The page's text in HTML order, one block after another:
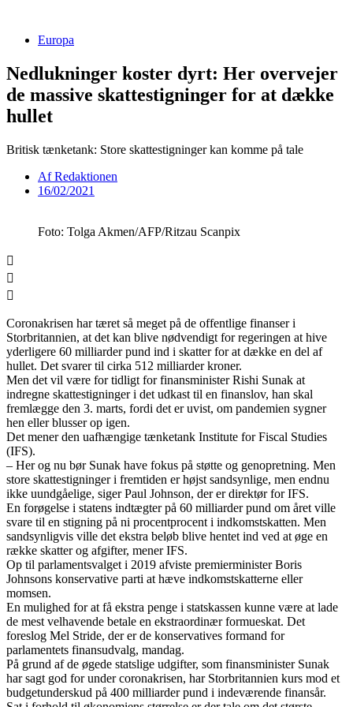
indholdEuropa
Nedlukninger koster dyrt: Her overvejer
de massive skattestigninger for at dække
hullet
Britisk tænketank: Store skattestigninger kan komme på tale
AfRedaktionen
16/02/2021
Foto: Tolga Akmen/AFP/Ritzau Scanpix
Coronakrisen har tæret så meget på de offentlige finanser i
Storbritannien, at det kan blive nødvendigt for regeringen at hive
yderligere 60 milliarder pund ind i skatter for at dække en del af
hullet. Det svarer til cirka 512 milliarder kroner.
Men det vil være for tidligt for finansminister Rishi Sunak at
indregne skattestigninger i det udkast til en finanslov, han skal
fremlægge den 3. marts, fordi det er uvist, om pandemien sygner
hen eller blusser op igen.
Det mener den uafhængige tænketank Institute for Fiscal Studies
(IFS).
– Her og nu bør Sunak have fokus på støtte og genopretning. Men
store skattestigninger i fremtiden er højst sandsynlige, men endnu
ikke uundgåelige, siger Paul Johnson, der er direktør for IFS.
En forøgelse i statens indtægter på 60 milliarder pund om året ville
svare til en stigning på ni procentprocent i indkomstskatten. Men
sandsynligvis ville det ekstra beløb blive hentet ind ved at øge en
række skatter og afgifter, mener IFS.
Op til parlamentsvalget i 2019 afviste premierminister Boris
Johnsons konservative parti at hæve indkomstskatterne eller
momsen.
En mulighed for at få ekstra penge i statskassen kunne være at lade
de mest velhavende betale en ekstraordinær formueskat. Det
foreslog Mel Stride, der er de konservatives formand for
parlamentets finansudvalg, mandag.
På grund af de øgede statslige udgifter, som finansminister Sunak
har sagt god for under coronakrisen, har Storbritannien kurs mod et
budgetunderskud på 400 milliarder pund i indeværende finansår.